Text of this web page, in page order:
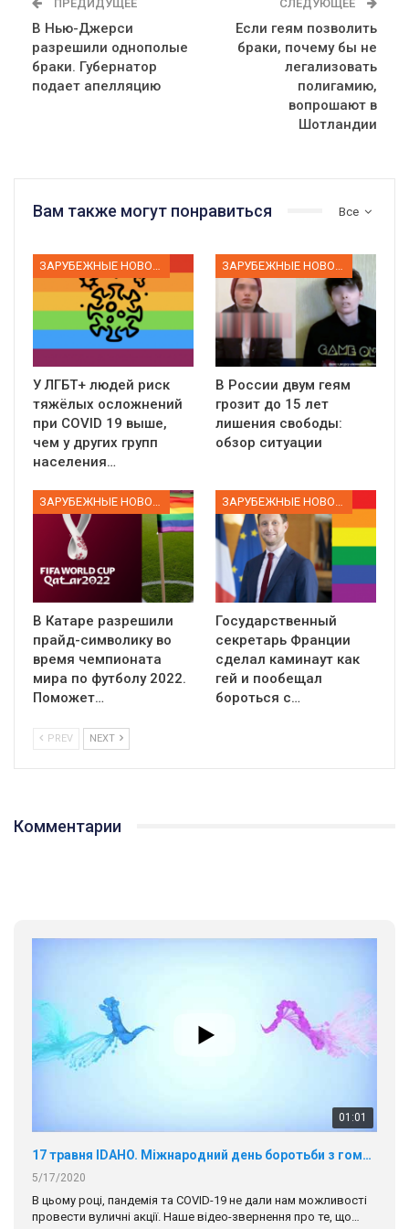
ПРЕДИДУЩЕЕ
В Нью-Джерси
разрешили однополые
браки. Губернатор
подает апелляцию
СЛЕДУЮЩЕЕ
Если геям позволить
браки, почему бы не
легализовать
полигамию,
вопрошают в
Шотландии
Все
Вам также могут понравиться
У ЛГБТ+ людей риск
тяжёлых осложнений
при COVID 19 выше,
чем у других групп
населения…
В России двум геям
грозит до 15 лет
лишения свободы:
обзор ситуации
В Катаре разрешили
прайд-символику во
время чемпионата
мира по футболу 2022.
Поможет…
Государственный
секретарь Франции
сделал каминаут как
гей и пообещал
бороться с…
PREV NEXT
Комментарии
01:01
17 травня IDAHO. Міжнародний день боротьби з гомофобією трансфобією і біфобія.
5/17/2020
В цьому році, пандемія та COVІD-19 не дали нам можливості
провести вуличні акції. Наше відео-звернення про те, що